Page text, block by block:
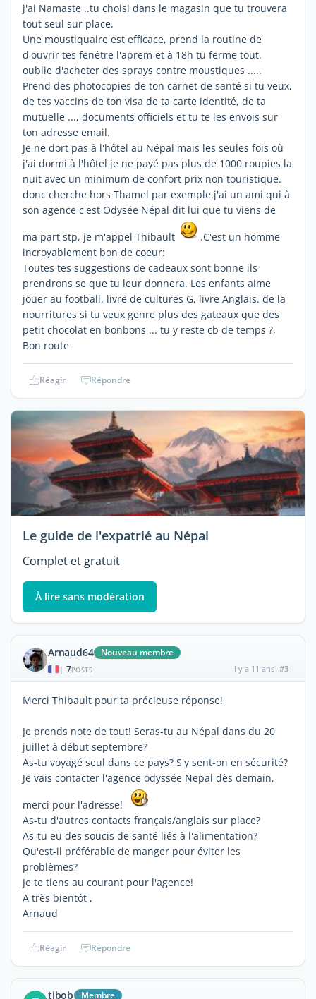
j'ai Namaste ..tu choisi dans le magasin que tu trouvera
tout seul sur place.
Une moustiquaire est efficace, prend la routine de
d'ouvrir tes fenêtre l'aprem et à 18h tu ferme tout.
oublie d'acheter des sprays contre moustiques .....
Prend des photocopies de ton carnet de santé si tu veux,
de tes vaccins de ton visa de ta carte identité, de ta
mutuelle ..., documents officiels et tu te les envois sur
ton adresse email.
Je ne dort pas à l'hôtel au Népal mais les seules fois où
j'ai dormi à l'hôtel je ne payé pas plus de 1000 roupies la
nuit avec un minimum de confort prix non touristique.
donc cherche hors Thamel par exemple.j'ai un ami qui à
son agence c'est Odysée Népal dit lui que tu viens de
ma part stp, je m'appel Thibault
.C'est un homme
incroyablement bon de coeur:
Toutes tes suggestions de cadeaux sont bonne ils
prendrons se que tu leur donnera. Les enfants aime
jouer au football. livre de cultures G, livre Anglais. de la
nourritures si tu veux genre plus des gateaux que des
petit chocolat en bonbons ... tu y reste cb de temps ?,
Bon route
Réagir Répondre
Le guide de l'expatrié au Népal
Complet et gratuit
À lire sans modération
Arnaud64 Nouveau membre
| 7POSTS il y a 11 ans #3
Merci Thibault pour ta précieuse réponse!
Je prends note de tout! Seras-tu au Népal dans du 20
juillet à début septembre?
As-tu voyagé seul dans ce pays? S'y sent-on en sécurité?
Je vais contacter l'agence odyssée Nepal dès demain,
merci pour l'adresse!
As-tu d'autres contacts français/anglais sur place?
As-tu eu des soucis de santé liés à l'alimentation?
Qu'est-il préférable de manger pour éviter les
problèmes?
Je te tiens au courant pour l'agence!
A très bientôt ,
Arnaud
Réagir Répondre
tibob Membre